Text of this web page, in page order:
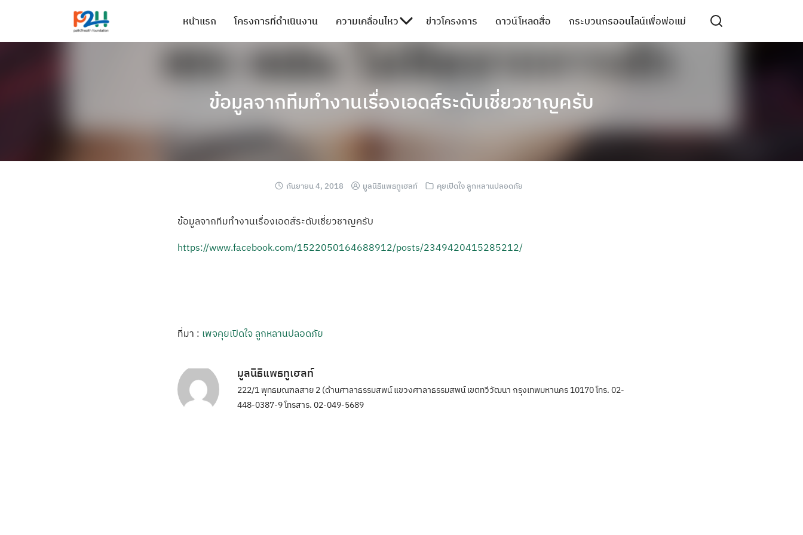
หน้าแรก โครงการที่ดำเนินงาน ความเคลื่อนไหว ข่าวโครงการ ดาวน์โหลดสื่อ กระบวนกรออนไลน์เพื่อพ่อแม่
ข้อมูลจากทีมทำงานเรื่องเอดส์ระดับเชี่ยวชาญครับ
กันยายน 4, 2018 มูลนิธิแพธทูเฮลท์ คุยเปิดใจ ลูกหลานปลอดภัย
ข้อมูลจากทีมทำงานเรื่องเอดส์ระดับเชี่ยวชาญครับ
https://www.facebook.com/1522050164688912/posts/2349420415285212/
ที่มา : เพจคุยเปิดใจ ลูกหลานปลอดภัย
มูลนิธิแพธทูเฮลท์
222/1 พุทธมณฑลสาย 2 (ด้านศาลาธรรมสพน์ แขวงศาลาธรรมสพน์ เขตทวีวัฒนา กรุงเทพมหานคร 10170 โทร. 02-
448-0387-9 โทรสาร. 02-049-5689